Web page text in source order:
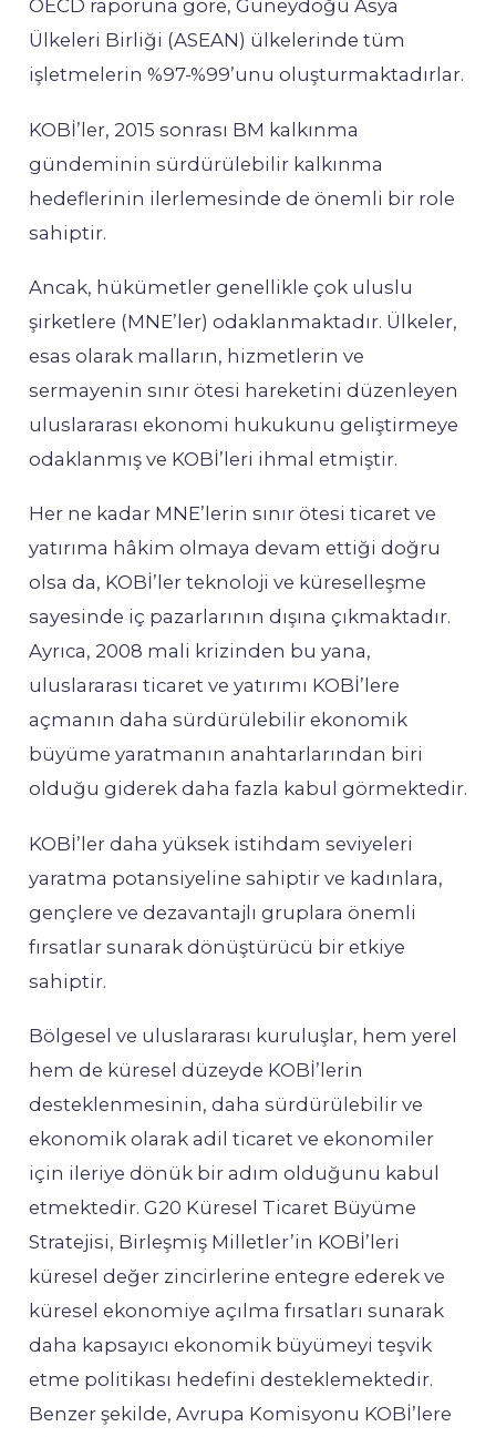
OECD raporuna göre, Güneydoğu Asya
Ülkeleri Birliği (ASEAN) ülkelerinde tüm
işletmelerin %97-%99’unu oluşturmaktadırlar.
KOBİ’ler, 2015 sonrası BM kalkınma
gündeminin sürdürülebilir kalkınma
hedeflerinin ilerlemesinde de önemli bir role
sahiptir.
Ancak, hükümetler genellikle çok uluslu
şirketlere (MNE’ler) odaklanmaktadır. Ülkeler,
esas olarak malların, hizmetlerin ve
sermayenin sınır ötesi hareketini düzenleyen
uluslararası ekonomi hukukunu geliştirmeye
odaklanmış ve KOBİ’leri ihmal etmiştir.
Her ne kadar MNE’lerin sınır ötesi ticaret ve
yatırıma hâkim olmaya devam ettiği doğru
olsa da, KOBİ’ler teknoloji ve küreselleşme
sayesinde iç pazarlarının dışına çıkmaktadır.
Ayrıca, 2008 mali krizinden bu yana,
uluslararası ticaret ve yatırımı KOBİ’lere
açmanın daha sürdürülebilir ekonomik
büyüme yaratmanın anahtarlarından biri
olduğu giderek daha fazla kabul görmektedir.
KOBİ’ler daha yüksek istihdam seviyeleri
yaratma potansiyeline sahiptir ve kadınlara,
gençlere ve dezavantajlı gruplara önemli
fırsatlar sunarak dönüştürücü bir etkiye
sahiptir.
Bölgesel ve uluslararası kuruluşlar, hem yerel
hem de küresel düzeyde KOBİ’lerin
desteklenmesinin, daha sürdürülebilir ve
ekonomik olarak adil ticaret ve ekonomiler
için ileriye dönük bir adım olduğunu kabul
etmektedir. G20 Küresel Ticaret Büyüme
Stratejisi, Birleşmiş Milletler’in KOBİ’leri
küresel değer zincirlerine entegre ederek ve
küresel ekonomiye açılma fırsatları sunarak
daha kapsayıcı ekonomik büyümeyi teşvik
etme politikası hedefini desteklemektedir.
Benzer şekilde, Avrupa Komisyonu KOBİ’lere